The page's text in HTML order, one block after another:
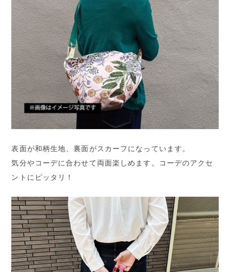
表面が和柄生地、裏面がスカーフになっています。
気分やコーデに合わせて両面楽しめます。コーデのアクセ
ントにピッタリ！